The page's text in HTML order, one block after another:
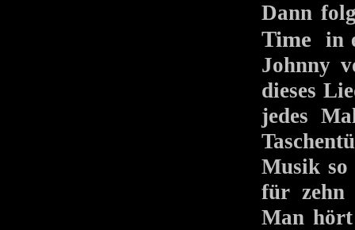
Dann
Time in
Johnny
dieses
jedes
Musik so
für zehn
Man